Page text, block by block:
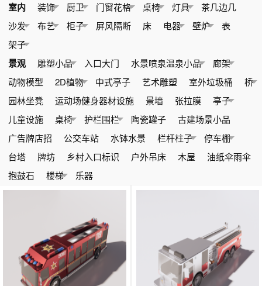
室内 装饰 厨卫 门窗花格 桌椅 灯具
茶几边几
沙发
布艺 柜子 屏风隔断 床 电器 壁炉
表
架子
景观 雕塑小品 入口大门 水景喷泉温泉小品
廊架
动物模型
2D植物 中式亭子 艺术雕塑 室外垃圾桶
桥
园林坐凳
运动场健身器材设施 景墙 张拉膜
亭子
儿童设施
桌椅 护栏围栏 陶瓷罐子
古建场景小品
广告牌店招
公交车站 水钵水景 栏杆柱子
停车棚
台塔
牌坊 乡村入口标识 户外吊床 木屋
油纸伞雨伞
抱鼓石
楼梯 乐器